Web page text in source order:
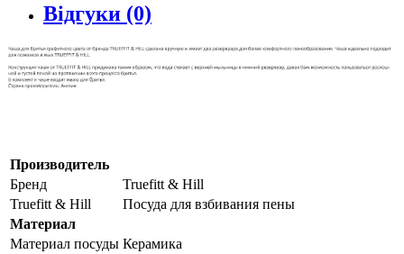
Відгуки (0)
Производитель
Бренд
Truefitt & Hill
Truefitt & Hill
Посуда для взбивания пены
Материал
Материал посуды Керамика